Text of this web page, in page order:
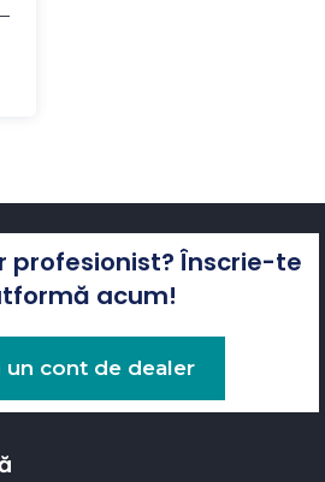
profesionist? Înscrie-te
acum!
un cont de dealer